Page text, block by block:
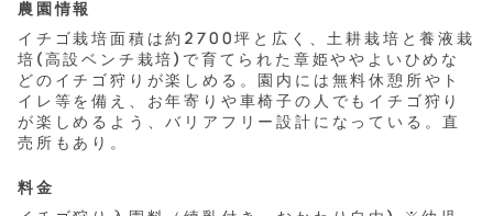
農園情報
イチゴ栽培面積は約2700坪と広く、土耕栽培と養液栽
培(高設ベンチ栽培)で育てられた章姫ややよいひめな
どのイチゴ狩りが楽しめる。園内には無料休憩所やト
イレ等を備え、お年寄りや車椅子の人でもイチゴ狩り
が楽しめるよう、バリアフリー設計になっている。直
売所もあり。
料金